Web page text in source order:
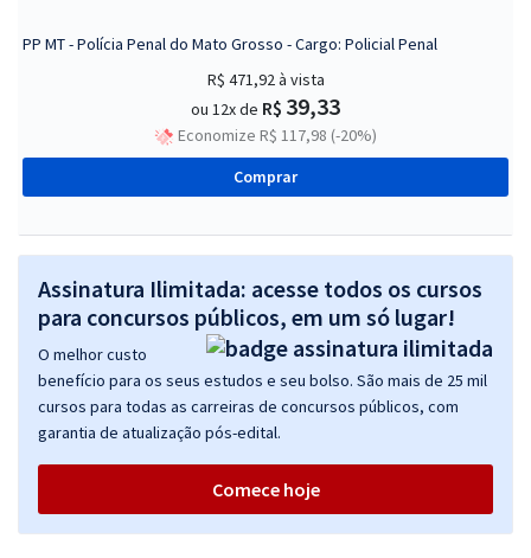
PP MT - Polícia Penal do Mato Grosso - Cargo: Policial Penal
R$ 471,92à vista
ou 12x de R$ 39,33
Economize R$ 117,98 (-20%)
Comprar
Assinatura Ilimitada: acesse todos os cursos
para concursos públicos, em um só lugar!
O melhor custo
benefício para os seus estudos e seu bolso. São mais de 25 mil
cursos para todas as carreiras de concursos públicos, com
garantia de atualização pós-edital.
Comece hoje